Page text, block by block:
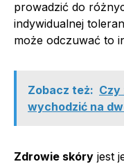
prowadzić do
indywidualnej
może odczuwać to
Zobacz też: Czy
wychodzić na
Zdrowie skóry jest